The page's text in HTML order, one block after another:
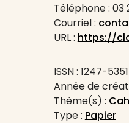
Téléphone : 03
Courriel :
URL : https://
ISSN : 1247-5351
Année de
Thème(s) :
Type : Papier